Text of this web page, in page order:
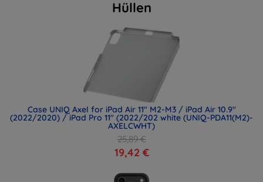
Hüllen
Case UNIQ Axel for iPad Air 11" M2-M3 / iPad Air 10.9"
(2022/2020) / iPad Pro 11" (2022/202 white (UNIQ-PDA11(M2)-
AXELCWHT)
25,89 €
19,42 €